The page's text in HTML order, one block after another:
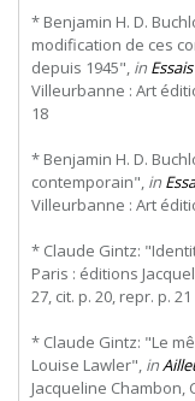
* Benjamin H. D.
modification de ces
depuis 1945", in
Villeurbanne : Art
18
* Benjamin H. D.
contemporain", in
Villeurbanne : Art
* Claude Gintz:
Paris : éditions
27, cit. p. 20, repr. p. 21
* Claude Gintz: "Le
Louise Lawler", in
Jacqueline Chambon,